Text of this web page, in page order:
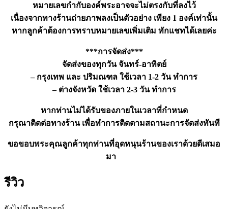
หมายเลขกำกับองค์พระอาจจะไม่ตรงกับที่ลงไว้
เนื่องจากทางร้านถ่ายภาพลงเป็นตัวอย่าง เพียง 1 องค์เท่านั้น
หากลูกค้าต้องการทราบหมายเลขเพิ่มเติม ทักแชทได้เลยค่ะ
***การจัดส่ง***
จัดส่งของทุกวัน จันทร์-อาทิตย์
– กรุงเทพ และ ปริมณฑล ใช้เวลา 1-2 วัน ทำการ
– ต่างจังหวัด ใช้เวลา 2-3 วัน ทำการ
หากท่านไม่ได้รับของภายในเวลาที่กำหนด
กรุณาติดต่อทางร้าน เพื่อทำการติดตามสถานะการจัดส่งทันที
ขอขอบพระคุณลูกค้าทุกท่านที่อุดหนุนร้านของเราด้วยดีเสมอ
มา
รีวิว